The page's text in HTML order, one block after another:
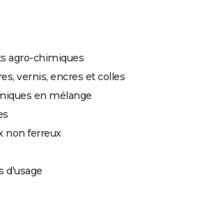
agro-chimiques
vernis, encres et colles
en mélange
non ferreux
d'usage